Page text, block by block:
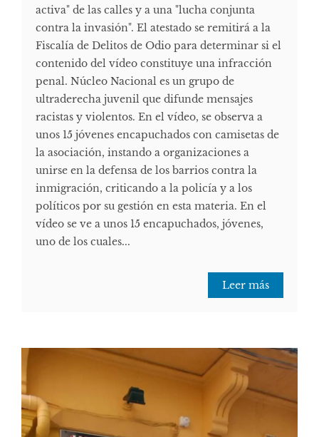
activa" de las calles y a una "lucha conjunta
contra la invasión". El atestado se remitirá a la
Fiscalía de Delitos de Odio para determinar si el
contenido del vídeo constituye una infracción
penal. ​ Núcleo Nacional es un grupo de
ultraderecha juvenil que difunde mensajes
racistas y violentos. En el vídeo, se observa a
unos 15 jóvenes encapuchados con camisetas de
la asociación, instando a organizaciones a
unirse en la defensa de los barrios contra la
inmigración, criticando a la policía y a los
políticos por su gestión en esta materia. ​ En el
vídeo se ve a unos 15 encapuchados, jóvenes,
uno de los cuales...
Leer más